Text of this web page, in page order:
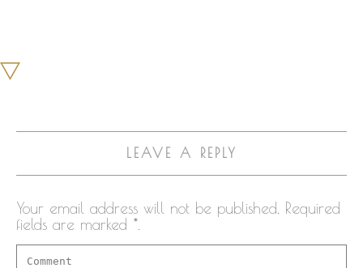
LEAVE A REPLY
Your email address will not be published. Required
fields are marked *.